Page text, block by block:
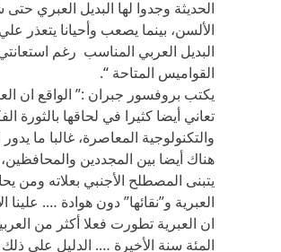
الحديثة وجدوا لها البديل العبري
الألسن، بينما يصعب وأحيانا يتعذر
البديل العربي المناسب رغم
القواميس المتاحة “.
يكتب بروفسور جبران :” الواقع ان
تعاني أيضا كثيرا في لحاقها بالثورة
والتكنولوجية المعاصرة، غالبا ما
هناك أيضا بين المجددين
يتبنى المصطلح الأجنبي بعلاته ومن
العبرية و”نقائها” دون هوادة …. علينا
ان العبرية تطورت فعلا أكثر من
المئة سنة الأخيرة …. الدليل على